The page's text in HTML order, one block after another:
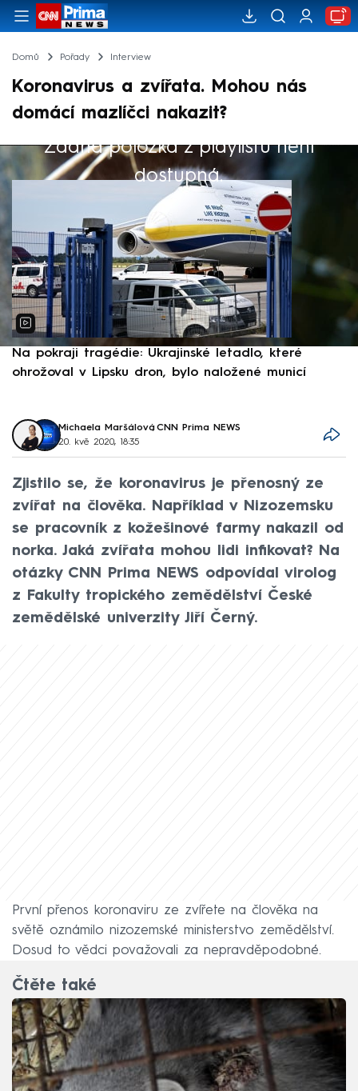
Domů Pořady Interview
Koronavirus a zvířata. Mohou nás
domácí mazlíčci nakazit?
Žádná položka z playlistu není
dostupná.
Výběr redakce
Na pokraji tragédie: Ukrajinské letadlo, které
ohrožoval v Lipsku dron, bylo naložené municí
Michaela Maršálová, CNN Prima NEWS
20. kvě 2020, 18:35
Zjistilo se, že koronavirus je přenosný ze
zvířat na člověka. Například v Nizozemsku
se pracovník z kožešinové farmy nakazil od
norka. Jaká zvířata mohou lidi infikovat? Na
otázky CNN Prima NEWS odpovídal virolog
z Fakulty tropického zemědělství České
zemědělské univerzity Jiří Černý.
První přenos koronaviru ze zvířete na člověka na
světě oznámilo nizozemské ministerstvo zemědělství.
Dosud to vědci považovali za nepravděpodobné.
Čtěte také